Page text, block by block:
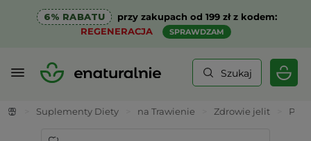
6% RABATU
przy zakupach od 199 zł z kodem:
REGENERACJA
SPRAWDZAM
Szukaj
Suplementy Diety na Trawienie Zdrowie jelit